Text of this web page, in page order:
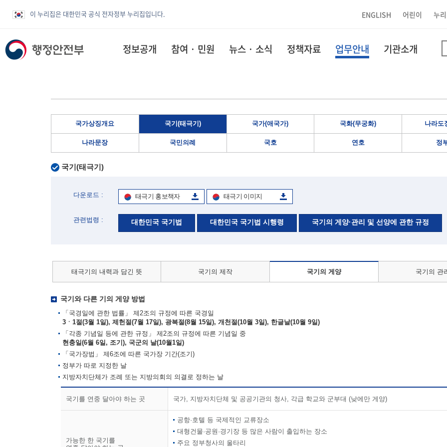
이 누리집은 대한민국 공식 전자정부 누리집입니다. ENGLISH 어린이 누
정보공개 참여 · 민원 뉴스 · 소식 정책자료 업무안내 기관소개
국가상징개요 국기(태극기) 국가(애국가) 국화(무궁화) 나라도
나라문장 국민의례 국호 연호 정
국기(태극기)
다운로드 : 태극기 홍보책자 태극기 이미지
관련법령 : 대한민국 국기법 대한민국 국기법 시행령 국기의 게양·관리 및 선양에 관한 규정
태극기의 내력과 담긴 뜻 국기의 제작 국기의 게양 국기의 관
국기와 다른 기의 게양 방법
「국경일에 관한 법률」 제2조의 규정에 따른 국경일
3ㆍ1절(3월 1일), 제헌절(7월 17일), 광복절(8월 15일), 개천절(10월 3일), 한글날(10월 9일)
「각종 기념일 등에 관한 규정」 제2조의 규정에 따른 기념일 중
현충일(6월 6일, 조기), 국군의 날(10월1일)
「국가장법」 제6조에 따른 국가장 기간(조기)
정부가 따로 지정한 날
지방자치단체가 조례 또는 지방의회의 의결로 정하는 날
국기를 연중 달아야 하는 곳 국가, 지방자치단체 및 공공기관의 청사, 각급 학교와 군부대 (낮에만 게양)
가능한 한 국기를
공항·호텔 등 국제적인 교류장소
대형건물·공원·경기장 등 많은 사람이 출입하는 장소
주요 정부청사의 울타리